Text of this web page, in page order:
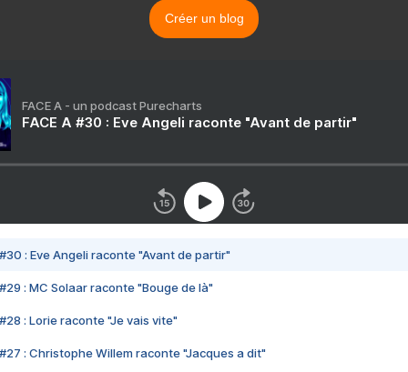
Créer un blog
FACE A - un podcast Purecharts
FACE A #30 : Eve Angeli raconte "Avant de partir"
#30 : Eve Angeli raconte "Avant de partir"
#29 : MC Solaar raconte "Bouge de là"
#28 : Lorie raconte "Je vais vite"
#27 : Christophe Willem raconte "Jacques a dit"